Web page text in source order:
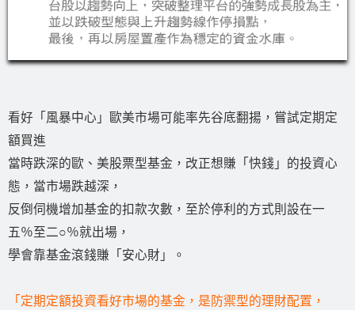
看好「風暴中心」歐美市場可能率先谷底翻揚，嘗試定期定
額買進
當時跌深的歐、美股票型基金，改正想賺「快錢」的投資心
態，當市場跌越深，
反倒伺機增加基金的扣款次數，至於停利的方式則設在一
五％至二○％就出場，
學會靠基金滾錢賺「安心財」。
「定期定額投資看好市場的基金，是防禦型的理財配置，